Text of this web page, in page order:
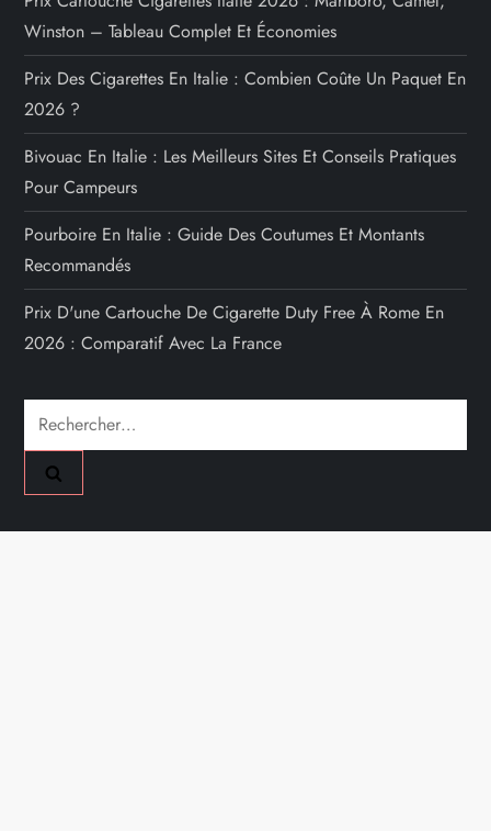
Winston – Tableau Complet Et Économies
Prix Des Cigarettes En Italie : Combien Coûte Un Paquet En
2026 ?
Bivouac En Italie : Les Meilleurs Sites Et Conseils Pratiques
Pour Campeurs
Pourboire En Italie : Guide Des Coutumes Et Montants
Recommandés
Prix D'une Cartouche De Cigarette Duty Free À Rome En
2026 : Comparatif Avec La France
Rechercher :